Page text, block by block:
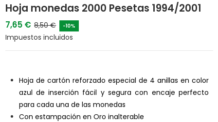
Hoja monedas 2000 Pesetas 1994/2001
7,65 € 8,50 € -10%
Impuestos incluidos
Hoja de cartón reforzado especial de 4 anillas en color
azul de inserción fácil y segura con encaje perfecto
para cada una de las monedas
Con estampación en Oro inalterable